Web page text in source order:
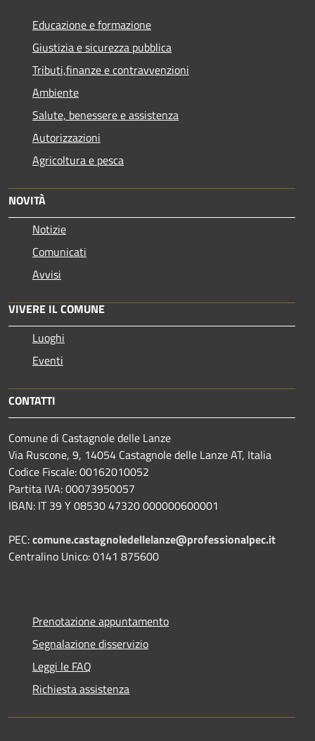
Educazione e formazione
Giustizia e sicurezza pubblica
Tributi,finanze e contravvenzioni
Ambiente
Salute, benessere e assistenza
Autorizzazioni
Agricoltura e pesca
NOVITÀ
Notizie
Comunicati
Avvisi
VIVERE IL COMUNE
Luoghi
Eventi
CONTATTI
Comune di Castagnole delle Lanze
Via Ruscone, 9, 14054 Castagnole delle Lanze AT, Italia
Codice Fiscale: 00162010052
Partita IVA: 00073950057
IBAN: IT 39 Y 08530 47320 000000600001
PEC:comune.castagnoledellelanze@professionalpec.it
Centralino Unico: 0141 875600
Prenotazione appuntamento
Segnalazione disservizio
Leggi le FAQ
Richiesta assistenza